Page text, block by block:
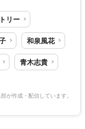
リー
和泉風花
青木志貴
が作成・配信しています。